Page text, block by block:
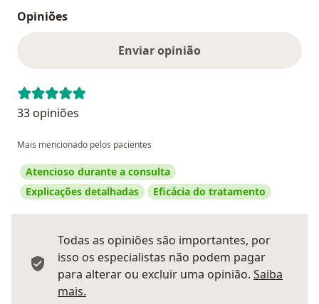
Opiniões
Enviar opinião
33 opiniões
Mais mencionado pelos pacientes
Atencioso durante a consulta
Explicações detalhadas
Eficácia do tratamento
Todas as opiniões são importantes, por
isso os especialistas não podem pagar
para alterar ou excluir uma opinião. Saiba
mais.